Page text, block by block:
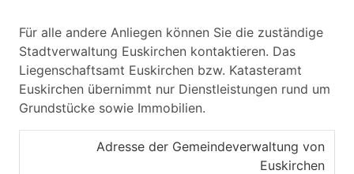
Für alle andere Anliegen können Sie die zuständige
Stadtverwaltung Euskirchen kontaktieren. Das
Liegenschaftsamt Euskirchen bzw. Katasteramt
Euskirchen übernimmt nur Dienstleistungen rund um
Grundstücke sowie Immobilien.
Adresse der Gemeindeverwaltung von
Euskirchen